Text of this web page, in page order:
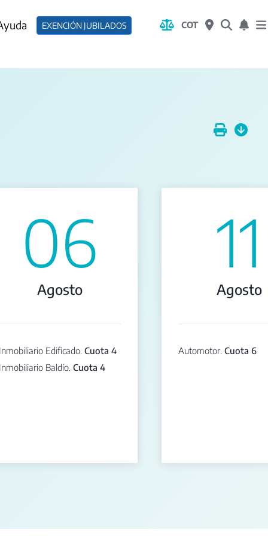
EXENCIÓN JUBILADOS COT
06
Agosto
Edificado. Cuota 4
Baldío. Cuota 4
11
Agosto
Automotor. Cuota 6